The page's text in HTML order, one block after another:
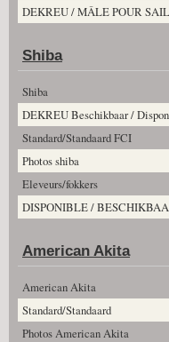
DEKREU / MÂLE POUR
Shiba
Shiba
DEKREU Beschikbaar /
Standard/Standaard FCI
Photos shiba
Eleveurs/fokkers
DISPONIBLE /
American Akita
American Akita
Standard/Standaard
Photos American Akita